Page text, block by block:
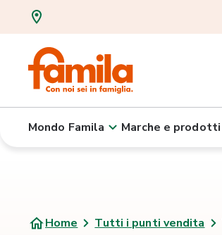
Mondo Famila Marche e prodotti
Home Tutti i punti vendita